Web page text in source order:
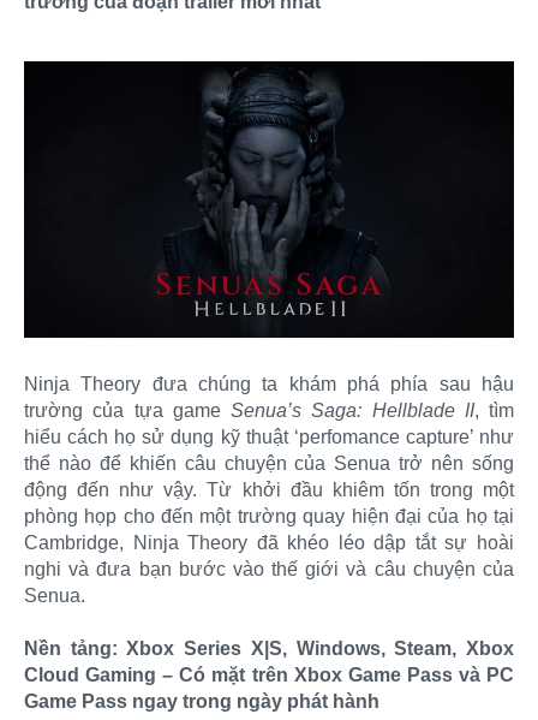
Ninja Theory đưa chúng ta khám phá phía sau hậu
trường của tựa game Senua’s Saga: Hellblade II, tìm
hiểu cách họ sử dụng kỹ thuật ‘perfomance capture’ như
thể nào để khiến câu chuyện của Senua trở nên sống
động đến như vậy. Từ khởi đầu khiêm tốn trong một
phòng họp cho đến một trường quay hiện đại của họ tại
Cambridge, Ninja Theory đã khéo léo dập tắt sự hoài
nghi và đưa bạn bước vào thế giới và câu chuyện của
Senua.
Nền tảng: Xbox Series X|S, Windows, Steam, Xbox
Cloud Gaming – Có mặt trên Xbox Game Pass và PC
Game Pass ngay trong ngày phát hành